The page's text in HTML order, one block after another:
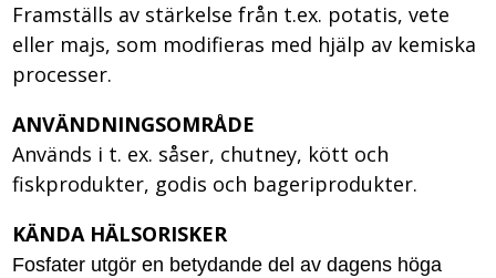
Framställs av stärkelse från t.ex. potatis, vete
eller majs, som modifieras med hjälp av kemiska
processer.
ANVÄNDNINGSOMRÅDE
Används i t. ex. såser, chutney, kött och
fiskprodukter, godis och bageriprodukter.
KÄNDA HÄLSORISKER
Fosfater utgör en betydande del av dagens höga